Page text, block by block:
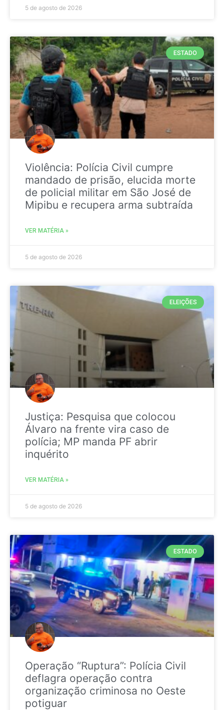
5 de agosto de 2026
ESTADO
Violência: Polícia Civil cumpre
mandado de prisão, elucida morte
de policial militar em São José de
Mipibu e recupera arma subtraída
VER MATÉRIA »
5 de agosto de 2026
ELEIÇÕES
Justiça: Pesquisa que colocou
Álvaro na frente vira caso de
polícia; MP manda PF abrir
inquérito
VER MATÉRIA »
5 de agosto de 2026
ESTADO
Operação “Ruptura”: Polícia Civil
deflagra operação contra
organização criminosa no Oeste
potiguar